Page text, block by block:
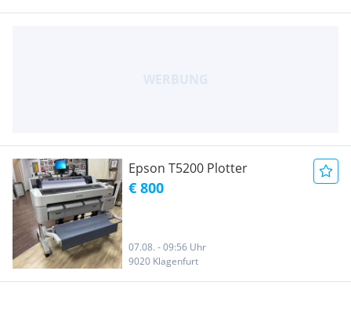
Epson T5200 Plotter
€ 800
07.08. - 09:56 Uhr
9020 Klagenfurt